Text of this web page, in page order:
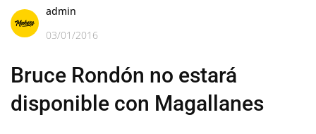
admin
03/01/2016
Bruce Rondón no estará
disponible con Magallanes